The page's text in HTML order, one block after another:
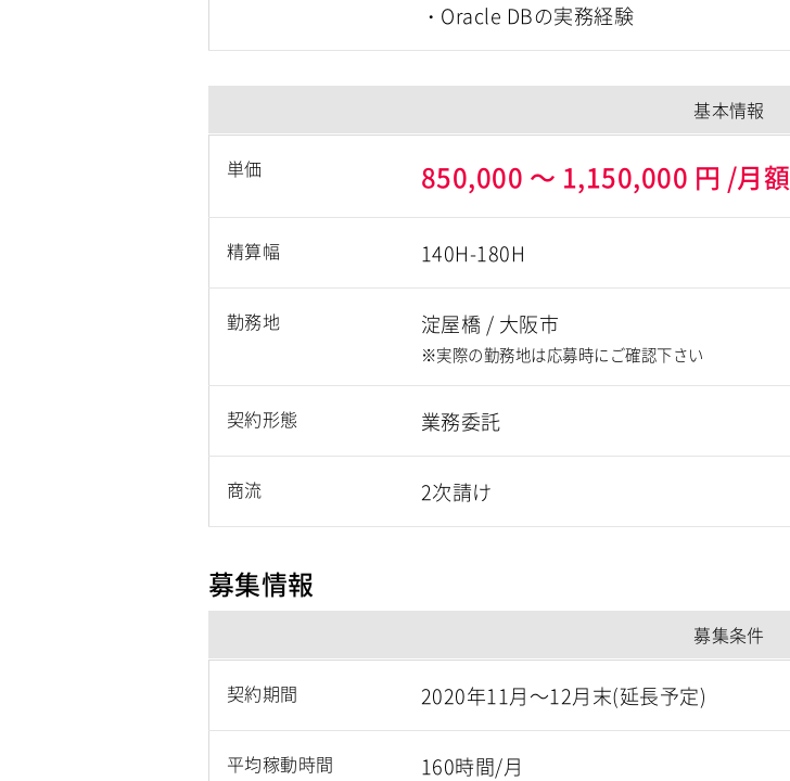
・Oracle DBの実務経験
基本情報
単価 850,000 ～ 1,150,000 円 /月額
精算幅 140H-180H
勤務地 淀屋橋 / 大阪市
※実際の勤務地は応募時にご確認下さい
契約形態 業務委託
商流 2次請け
募集情報
募集条件
契約期間 2020年11月～12月末(延長予定)
平均稼動時間 160時間/月